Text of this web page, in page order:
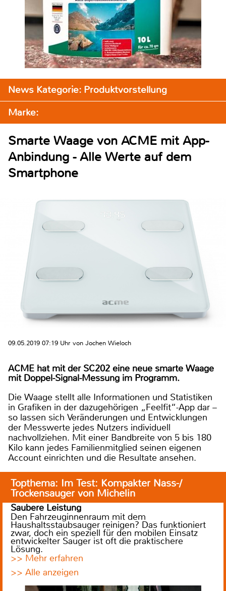
News Kategorie: Produktvorstellung
Marke:
Smarte Waage von ACME mit App-
Anbindung - Alle Werte auf dem
Smartphone
09.05.2019 07:19 Uhr von Jochen Wieloch
ACME hat mit der SC202 eine neue smarte Waage
mit Doppel-Signal-Messung im Programm.
Die Waage stellt alle Informationen und Statistiken
in Grafiken in der dazugehörigen „Feelfit“-App dar –
so lassen sich Veränderungen und Entwicklungen
der Messwerte jedes Nutzers individuell
nachvollziehen. Mit einer Bandbreite von 5 bis 180
Kilo kann jedes Familienmitglied seinen eigenen
Account einrichten und die Resultate ansehen.
Topthema: Im Test: Kompakter Nass-/
Trockensauger von Michelin
Saubere Leistung
Den Fahrzeuginnenraum mit dem
Haushaltsstaubsauger reinigen? Das funktioniert
zwar, doch ein speziell für den mobilen Einsatz
entwickelter Sauger ist oft die praktischere
Lösung.
>> Mehr erfahren
>> Alle anzeigen